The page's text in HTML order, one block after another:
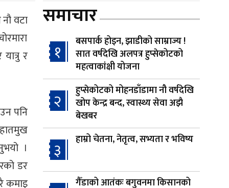
वटा
र
पनि
।
डर
कमाइ
समाचार
१
बसपार्क होइन, झाडीको साम्राज्य !
सात वर्षदेखि अलपत्र हुप्सेकोटको
महत्वाकांक्षी योजना
२
हुप्सेकोटको मोहनडाँडामा नौ वर्षदेखि
खोप केन्द्र बन्द, स्वास्थ्य सेवा अझै
बेखबर
३ हाम्रो चेतना, नेतृत्व, सभ्यता र भविष्य
गैँडाको आतंकः बगुवनमा किसानको